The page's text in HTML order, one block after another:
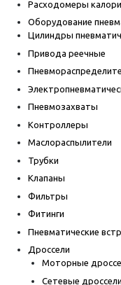
Расходомеры
Оборудование
Цилиндры
Привода реечные
Пневмозахваты
Контроллеры
Маслораспылители
Трубки
Клапаны
Фильтры
Фитинги
Пневматические
Дроссели
Моторные
Сетевые дроссели